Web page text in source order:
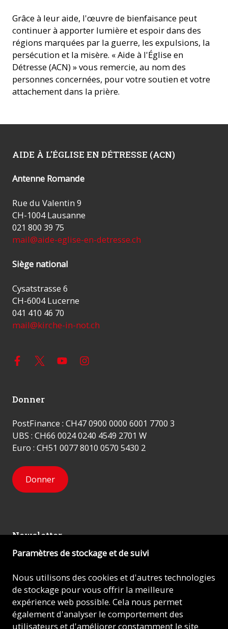
Grâce à leur aide, l'œuvre de bienfaisance peut
continuer à apporter lumière et espoir dans des
régions marquées par la guerre, les expulsions, la
persécution et la misère. « Aide à l'Église en
Détresse (ACN) » vous remercie, au nom des
personnes concernées, pour votre soutien et votre
attachement dans la prière.
AIDE À L'ÉGLISE EN DÉTRESSE (ACN)
Antenne Romande
Rue du Valentin 9
CH-1004 Lausanne
021 800 39 75
mail@aide-eglise-en-detresse.ch
Siège national
Cysatstrasse 6
CH-6004 Lucerne
041 410 46 70
mail@kirche-in-not.ch
Donner
PostFinance : CH47 0900 0000 6001 7700 3
UBS : CH66 0024 0240 4549 2701 W
Euro : CH51 0077 8010 0570 5430 2
Donner
Newsletter
© 2026 - AIDE À L'ÉGLISE EN DÉTRESSE (ACN)
Paramètres de stockage et de suivi
Nous utilisons des cookies et d'autres technologies
de stockage pour vous offrir la meilleure
expérience web possible. Cela nous permet
également d'analyser le comportement des
utilisateurs et d'améliorer constamment le site